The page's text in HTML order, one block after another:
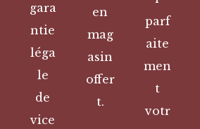
gara
ntie
léga
le
de
vice
en
mag
asin
offer
t.
parf
aite
men
t
votr